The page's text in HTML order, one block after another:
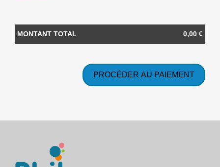
MONTANT TOTAL 0,00 €
PROCÉDER AU PAIEMENT